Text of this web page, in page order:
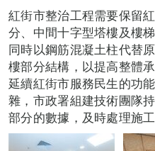
紅街市整治工程需要保留
分、中間十字型塔樓及樓
同時以鋼筋混凝土柱代替
樓部分結構，以提高整體
延續紅街市服務民生的功
雜，市政署組建技術團隊
部分的數據，及時處理施工